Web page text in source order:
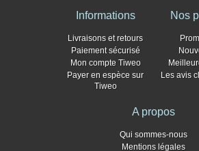
Informations
Livraisons et retours
Paiement sécurisé
Mon compte Tiweo
Payer en espèce sur
Tiweo
Nos
Les avis
A propos
Qui sommes-nous
Mentions légales